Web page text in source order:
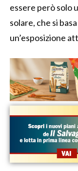
essere però solo
solare, che si
un’esposizione